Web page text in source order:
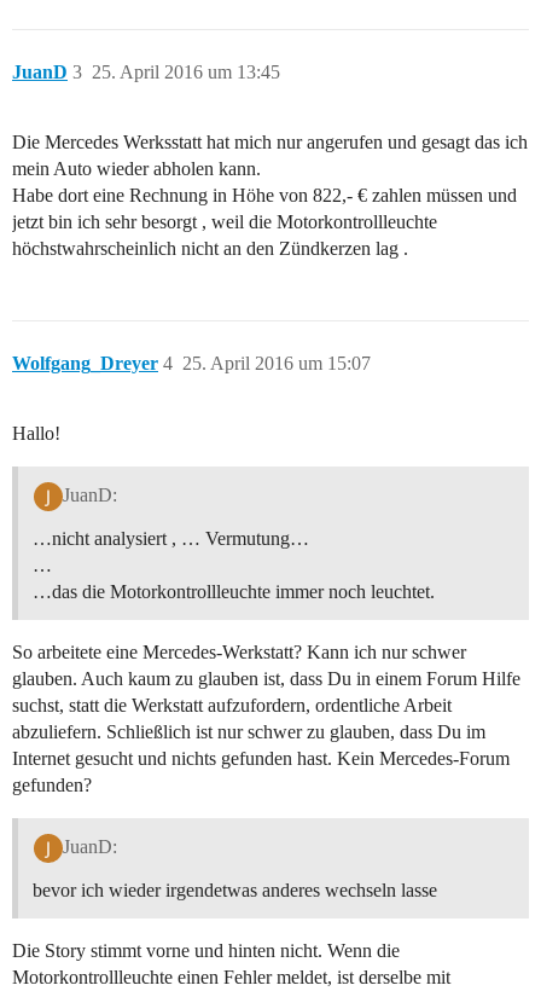
JuanD 25. April 2016 um 13:45
3
Die Mercedes Werksstatt hat mich nur angerufen und gesagt das ich
mein Auto wieder abholen kann.
Habe dort eine Rechnung in Höhe von 822,- € zahlen müssen und
jetzt bin ich sehr besorgt , weil die Motorkontrollleuchte
höchstwahrscheinlich nicht an den Zündkerzen lag .
Wolfgang_Dreyer 25. April 2016 um 15:07
4
Hallo!
JuanD:
…nicht analysiert , … Vermutung…
…
…das die Motorkontrollleuchte immer noch leuchtet.
So arbeitete eine Mercedes-Werkstatt? Kann ich nur schwer
glauben. Auch kaum zu glauben ist, dass Du in einem Forum Hilfe
suchst, statt die Werkstatt aufzufordern, ordentliche Arbeit
abzuliefern. Schließlich ist nur schwer zu glauben, dass Du im
Internet gesucht und nichts gefunden hast. Kein Mercedes-Forum
gefunden?
JuanD:
bevor ich wieder irgendetwas anderes wechseln lasse
Die Story stimmt vorne und hinten nicht. Wenn die
Motorkontrollleuchte einen Fehler meldet, ist derselbe mit